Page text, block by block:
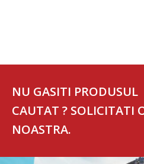
NU GASITI PRODUSUL
CAUTAT ? SOLICITATI
NOASTRA.